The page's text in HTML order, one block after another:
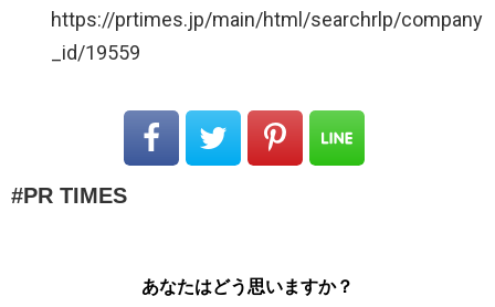
https://prtimes.jp/main/html/searchrlp/company
_id/19559
PR TIMES
あなたはどう思いますか？